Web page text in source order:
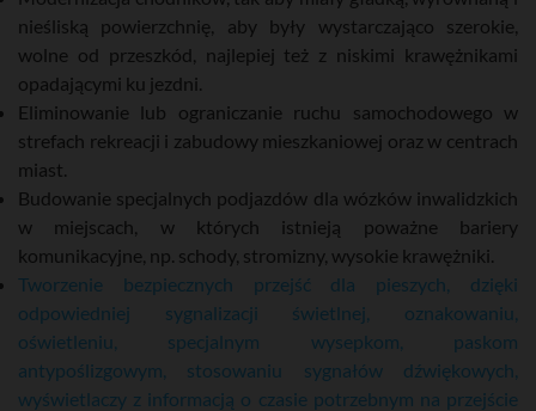
nieśliską powierzchnię, aby były wystarczająco szerokie,
wolne od przeszkód, najlepiej też z niskimi krawężnikami
opadającymi ku jezdni.
Eliminowanie lub ograniczanie ruchu samochodowego w
strefach rekreacji i zabudowy mieszkaniowej oraz w centrach
miast.
Budowanie specjalnych podjazdów dla wózków inwalidzkich
w miejscach, w których istnieją poważne bariery
komunikacyjne, np. schody, stromizny, wysokie krawężniki.
Tworzenie bezpiecznych przejść dla pieszych, dzięki
odpowiedniej sygnalizacji świetlnej, oznakowaniu,
oświetleniu, specjalnym wysepkom, paskom
antypoślizgowym, stosowaniu sygnałów dźwiękowych,
wyświetlaczy z informacją o czasie potrzebnym na przejście